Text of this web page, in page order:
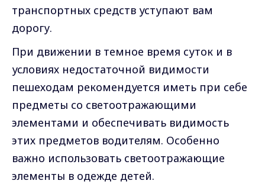
транспортных средств уступают вам
дорогу.
При движении в темное время суток и в
условиях недостаточной видимости
пешеходам рекомендуется иметь при себе
предметы со светоотражающими
элементами и обеспечивать видимость
этих предметов водителям. Особенно
важно использовать светоотражающие
элементы в одежде детей.